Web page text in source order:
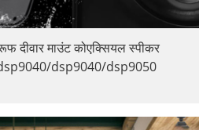
दीवार माउंट कोएक्सियल स्पीकर
dsp9040/dsp9050